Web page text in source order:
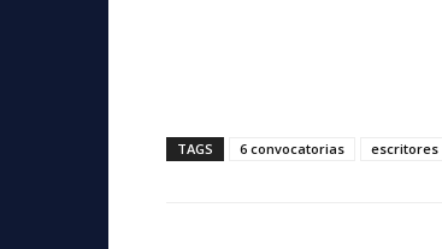
TAGS 6 convocatorias escritores